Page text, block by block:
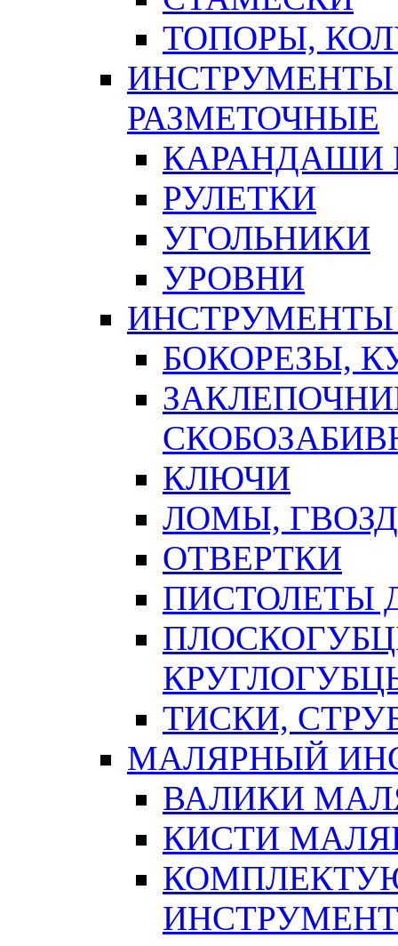
ТОПОРЫ,
ИНСТРУМЕНТЫ
РАЗМЕТОЧНЫЕ
КАРАНДАШИ
РУЛЕТКИ
УГОЛЬНИКИ
УРОВНИ
БОКОРЕЗЫ,
КЛЮЧИ
ЛОМЫ,
ОТВЕРТКИ
ПИСТОЛЕТЫ
ТИСКИ,
МАЛЯРНЫЙ
ВАЛИКИ
КИСТИ